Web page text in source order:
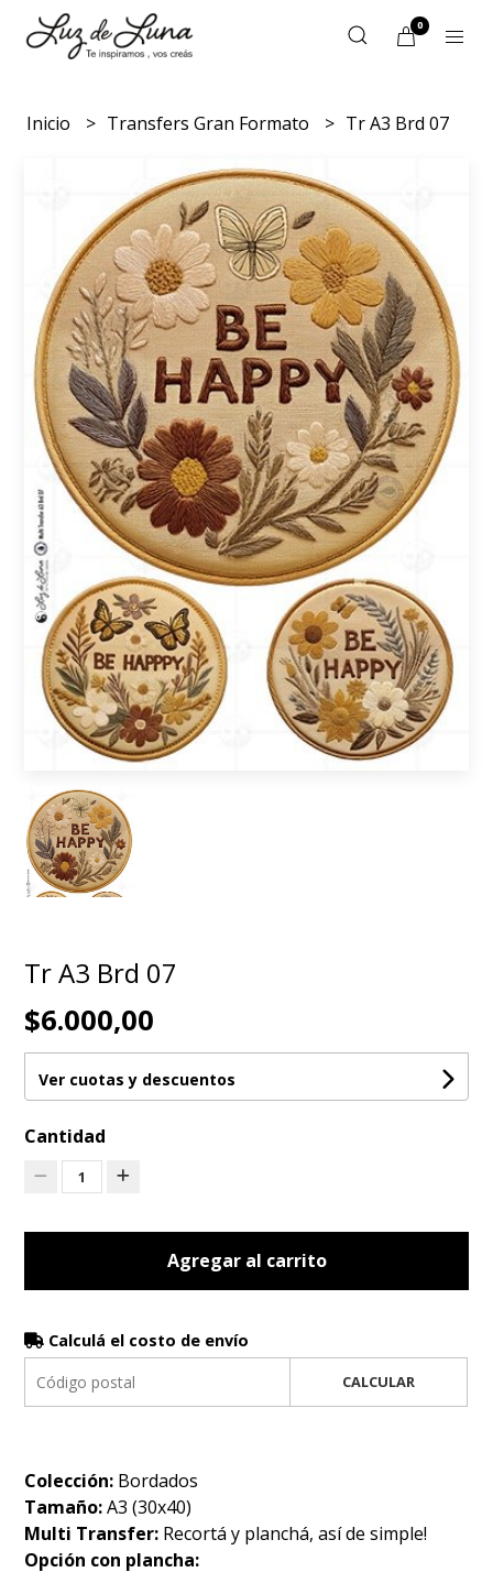
0
Inicio Transfers Gran Formato Tr A3 Brd 07
Tr A3 Brd 07
$6.000,00
Ver cuotas y descuentos
Cantidad
1
Agregar al carrito
Calculá el costo de envío
CALCULAR
Colección: Bordados
Tamaño:A3 (30x40)
Multi Transfer: Recortá y planchá, así de simple!
Opción con plancha: